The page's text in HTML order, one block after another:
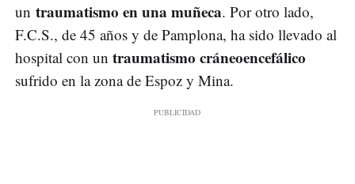
un traumatismo en una muñeca. Por otro lado,
F.C.S., de 45 años y de Pamplona, ha sido llevado al
hospital con un traumatismo cráneoencefálico
sufrido en la zona de Espoz y Mina.